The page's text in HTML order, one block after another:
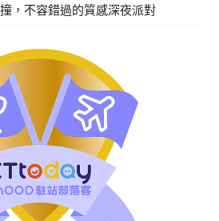
，不容錯過的質感深夜派對